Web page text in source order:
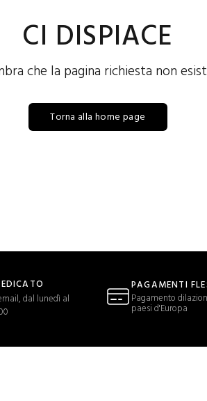
CI DISPIACE
che la pagina richiesta non
Torna alla home page
dal lunedì al
PAGAMENTI
Pagamento
paesi d'Europa